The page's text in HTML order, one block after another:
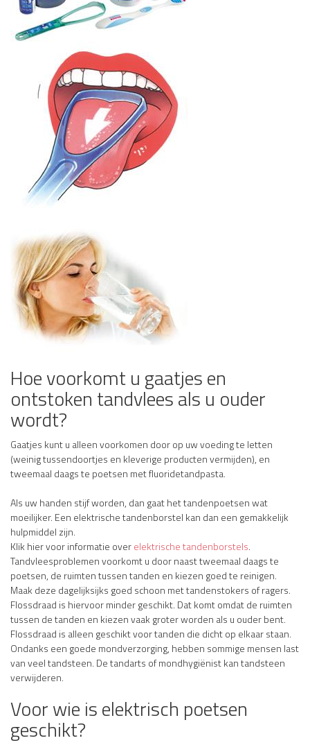
Hoe voorkomt u gaatjes en
ontstoken tandvlees als u ouder
wordt?
Gaatjes kunt u alleen voorkomen door op uw voeding te letten
(weinig tussendoortjes en kleverige producten vermijden), en
tweemaal daags te poetsen met fluoridetandpasta.
Als uw handen stijf worden, dan gaat het tandenpoetsen wat
moeilijker. Een elektrische tandenborstel kan dan een gemakkelijk
hulpmiddel zijn.
Klik hier voor informatie overelektrische tandenborstels.
Tandvleesproblemen voorkomt u door naast tweemaal daags te
poetsen, de ruimten tussen tanden en kiezen goed te reinigen.
Maak deze dagelijksijks goed schoon met tandenstokers of ragers.
Flossdraad is hiervoor minder geschikt. Dat komt omdat de ruimten
tussen de tanden en kiezen vaak groter worden als u ouder bent.
Flossdraad is alleen geschikt voor tanden die dicht op elkaar staan.
Ondanks een goede mondverzorging, hebben sommige mensen last
van veel tandsteen. De tandarts of mondhygiënist kan tandsteen
verwijderen.
Voor wie is elektrisch poetsen
geschikt?